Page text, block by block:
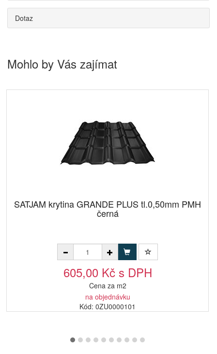
Dotaz
Mohlo by Vás zajímat
SATJAM krytina GRANDE PLUS tl.0,50mm PMH
černá
605,00 Kč s DPH
Cena za m2
na objednávku
Kód: 0ZU0000101